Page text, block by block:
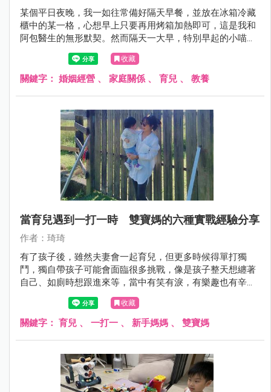
某個平日夜晚，我一如往常備好隔天早餐，並放在冰箱冷藏
櫃中的某一格，心想早上只要再用烤箱加熱即可，這是我和
阿包醫生的無形默契。然而隔天一大早，特別早起的小喵先
叫醒阿包醫生，他就幫小喵和自己加熱冷凍包子。
收藏
關鍵字： 婚姻經營 、 家庭關係 、 育兒 、 教養
當育兒遇到一打一時 雙寶媽的六種實戰經驗分享
作者：琦琦
有了孩子後，雖然夫妻會一起育兒，但更多時候得單打獨
鬥，獨自帶孩子可能會面臨很多挑戰，像是孩子整天想纏著
自己、如廁時想跟進來等，當中有笑有淚，有樂趣也有辛苦
的地方，回想這幾年帶小包、小喵的經驗，我這個雙寶媽從
新手媽媽到現在，真的也累積不少心得。
收藏
關鍵字： 育兒 、 一打一 、 新手媽媽 、 雙寶媽